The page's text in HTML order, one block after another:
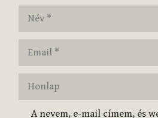
Honlap
A nevem, e-mail címem, és